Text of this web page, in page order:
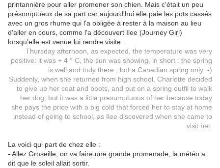
printannière pour aller promener son chien. Mais c'était un peu
présomptueux de sa part car aujourd'hui elle paie les pots cassés
avec un gros rhume qui l'a obligée à rester à la maison au lieu
d'aller en cours, comme l'a découvert Ilee (Journey Girl)
lorsqu'elle est venue lui rendre visite.
Thursday afternoon, as expected, the temperature was very
positive: it was + 4 ° C, the sun was showing, in short : the spring
is well and truly there , but a Canadian spring only :-)
Suddenly, when she returned from high school, Charlotte decided
to give up her coat and boots, and put on a spring outfil to walk
her dog, but it was a little presumptuous of her because today
she pays the price with a big cold that forced her to stay at home
instead of going to school, as Ilee discovered when she came to
visit her.
La voici qui part de chez elle :
- Allez Groseille, on va faire une grande promenade, la météo a
dit que le soleil allait sortir.